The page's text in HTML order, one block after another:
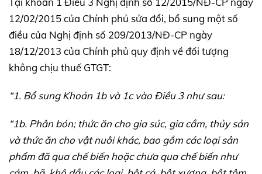
12/02/2015 của Chính phủ sửa đổi, bổ sung một số
điều của Nghị định số 209/2013/NĐ-CP ngày
18/12/2013 của Chính phủ quy định về đối tượng
không chịu thuế GTGT:
“1. Bổ sung Khoản 1b và 1c vào Điều 3 như sau:
“1b. Phân bón; thức ăn cho gia súc, gia cầm, thủy sản
và thức ăn cho vật nuôi khác, bao gồm các loại sản
phẩm đã qua chế biến hoặc chưa qua chế biến như